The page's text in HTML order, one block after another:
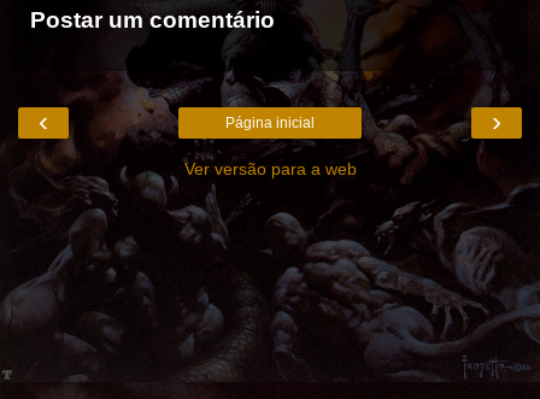
Postar um comentário
‹ ›
Página inicial
Ver versão para a web